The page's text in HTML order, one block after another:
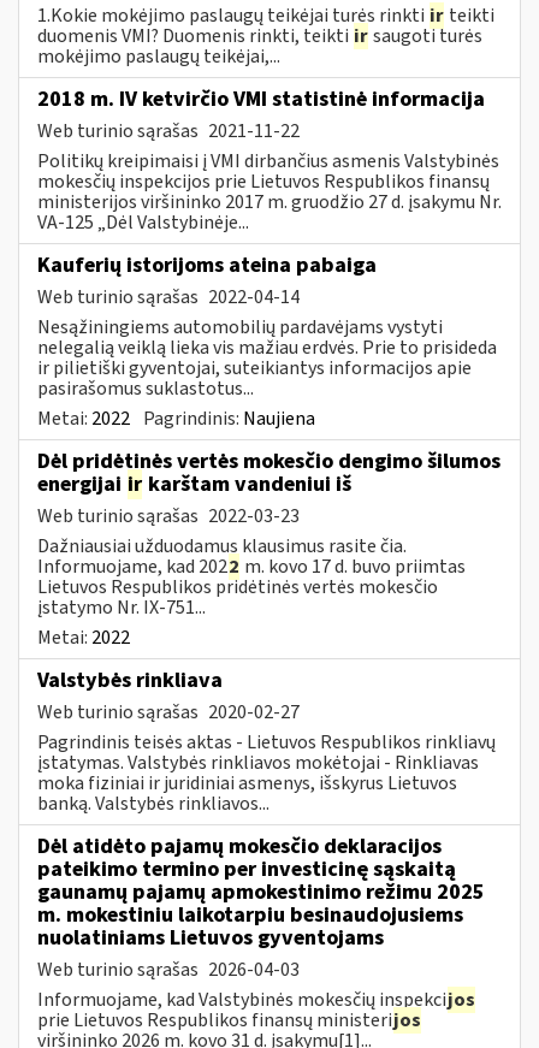
1.Kokie mokėjimo paslaugų teikėjai turės rinkti ir teikti
duomenis VMI? Duomenis rinkti, teikti irsaugoti turės
mokėjimo paslaugų teikėjai,...
2018 m. IV ketvirčio VMI statistinė informacija
Web turinio sąrašas 2021-11-22
Politikų kreipimaisi į VMI dirbančius asmenis Valstybinės
mokesčių inspekcijos prie Lietuvos Respublikos finansų
ministerijos viršininko 2017 m. gruodžio 27 d. įsakymu Nr.
VA-125 „Dėl Valstybinėje...
Kauferių istorijoms ateina pabaiga
Web turinio sąrašas 2022-04-14
Nesąžiningiems automobilių pardavėjams vystyti
nelegalią veiklą lieka vis mažiau erdvės. Prie to prisideda
ir pilietiški gyventojai, suteikiantys informacijos apie
pasirašomus suklastotus...
Metai: 2022 Pagrindinis: Naujiena
Dėl pridėtinės vertės mokesčio dengimo šilumos
energijai ir karštam vandeniui iš
Web turinio sąrašas 2022-03-23
Dažniausiai užduodamus klausimus rasite čia.
Informuojame, kad 2022 m. kovo 17 d. buvo priimtas
Lietuvos Respublikos pridėtinės vertės mokesčio
įstatymo Nr. IX-751...
Metai: 2022
Valstybės rinkliava
Web turinio sąrašas 2020-02-27
Pagrindinis teisės aktas - Lietuvos Respublikos rinkliavų
įstatymas. Valstybės rinkliavos mokėtojai - Rinkliavas
moka fiziniai ir juridiniai asmenys, išskyrus Lietuvos
banką. Valstybės rinkliavos...
Dėl atidėto pajamų mokesčio deklaracijos
pateikimo termino per investicinę sąskaitą
gaunamų pajamų apmokestinimo režimu 2025
m. mokestiniu laikotarpiu besinaudojusiems
nuolatiniams Lietuvos gyventojams
Web turinio sąrašas 2026-04-03
Informuojame, kad Valstybinės mokesčių inspekcijos
prie Lietuvos Respublikos finansų ministerijos
viršininko 2026 m. kovo 31 d. įsakymu[1]...